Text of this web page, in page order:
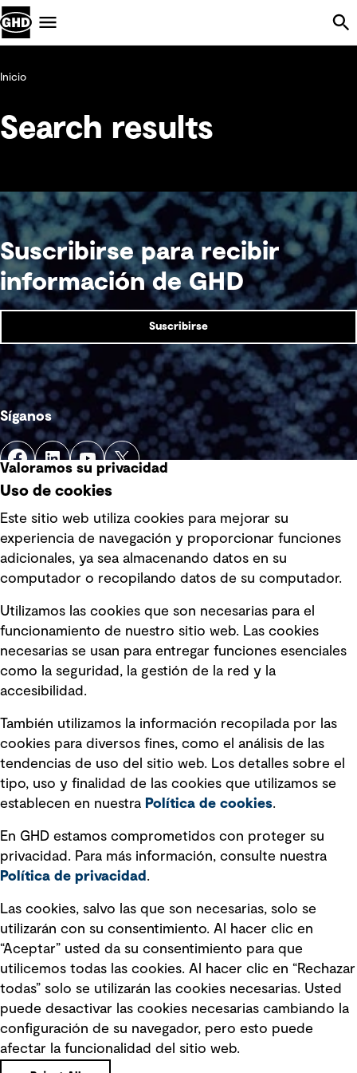
Inicio
Search results
Suscribirse para recibir
información de GHD
Suscribirse
Síganos
Enlaces rápidos
Política de privacidad Política de
Información legal
Declaraciones de Políticas
Declaración sobre la esclavitud
moderna
Información sobre fraude detectado en
mensajes y avisos
Estándar de accesibilidad
Gestión de la Integridad
Marketing y comunicaciones
Vendors
Valoramos su privacidad
Uso de cookies
Este sitio web utiliza cookies para mejorar su
experiencia de navegación y proporcionar funciones
adicionales, ya sea almacenando datos en su
computador o recopilando datos de su computador.
Utilizamos las cookies que son necesarias para el
funcionamiento de nuestro sitio web. Las cookies
necesarias se usan para entregar funciones esenciales
como la seguridad, la gestión de la red y la
accesibilidad.
También utilizamos la información recopilada por las
cookies para diversos fines, como el análisis de las
tendencias de uso del sitio web. Los detalles sobre el
tipo, uso y finalidad de las cookies que utilizamos se
establecen en nuestra Política de cookies.
En GHD estamos comprometidos con proteger su
privacidad. Para más información, consulte nuestra
Política de privacidad .
Las cookies, salvo las que son necesarias, solo se
utilizarán con su consentimiento. Al hacer clic en
“Aceptar” usted da su consentimiento para que
utilicemos todas las cookies. Al hacer clic en “Rechazar
todas” solo se utilizarán las cookies necesarias. Usted
puede desactivar las cookies necesarias cambiando la
configuración de su navegador, pero esto puede
afectar la funcionalidad del sitio web.